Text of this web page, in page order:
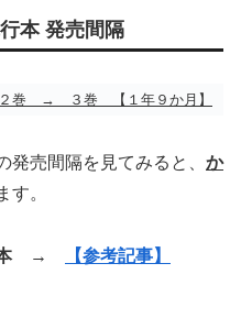
本 発売間隔
２巻 → ３巻 【１年９か月】
発売間隔を見てみると、 か
す。
本 → 【参考記事】